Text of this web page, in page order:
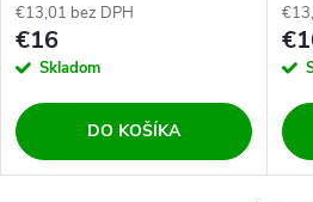
€13,01 bez DPH
€16
Skladom
DO KOŠÍKA